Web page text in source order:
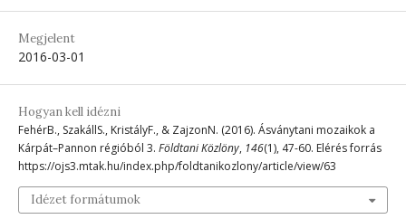
Megjelent
2016-03-01
Hogyan kell idézni
FehérB., SzakállS., KristályF., & ZajzonN. (2016). Ásványtani mozaikok a
Kárpát–Pannon régióból 3. Földtani Közlöny, 146(1), 47-60. Elérés forrás
https://ojs3.mtak.hu/index.php/foldtanikozlony/article/view/63
Idézet formátumok